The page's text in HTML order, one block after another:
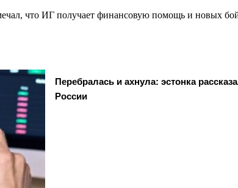
что ИГ получает финансовую помощь и новых
Перебралась и ахнула: эстонка
России